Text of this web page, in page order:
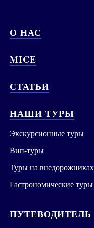
О НАС
MICE
СТАТЬИ
НАШИ ТУРЫ
Экскурсионные туры
Вип-туры
Туры на внедорожниках
Гастрономические туры
ПУТЕВОДИТЕЛЬ